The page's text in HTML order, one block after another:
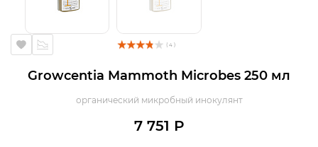
( 4 )
Growcentia Mammoth Microbes 250 мл
органический микробный инокулянт
7 751 Р